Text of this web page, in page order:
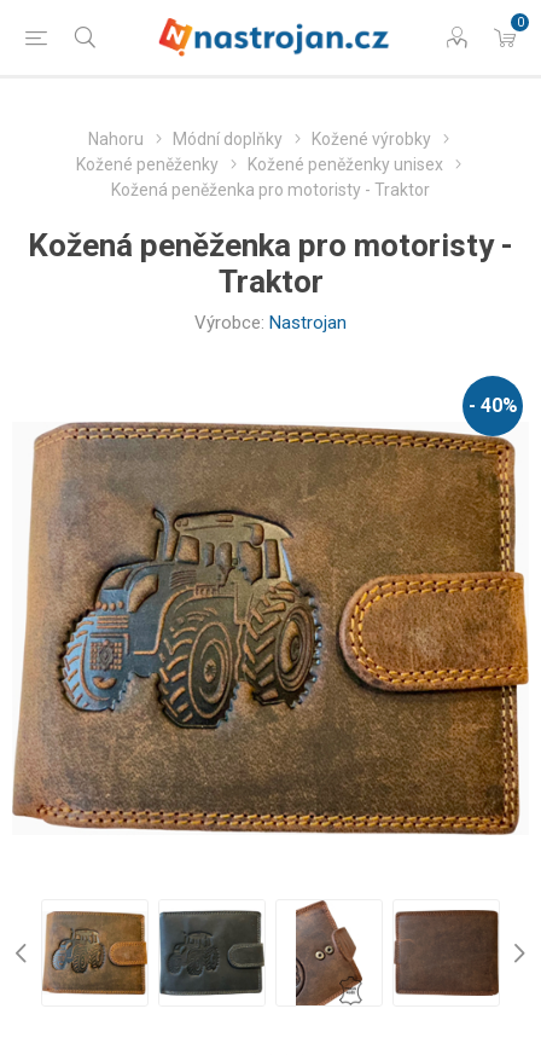
0
Nahoru Módní doplňky
Kožené výrobky
Kožené peněženky
Kožené peněženky unisex
Kožená peněženka pro motoristy - Traktor
Kožená peněženka pro motoristy -
Traktor
Výrobce: Nastrojan
- 40%